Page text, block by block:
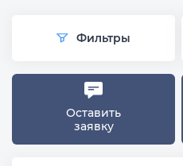
Фильтры
Оставить
заявку